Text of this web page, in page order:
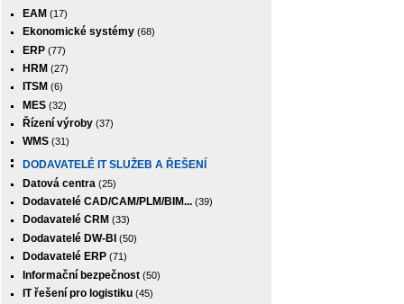
EAM (17)
Ekonomické systémy (68)
ERP (77)
HRM (27)
ITSM (6)
MES (32)
Řízení výroby (37)
WMS (31)
DODAVATELÉ IT SLUŽEB A ŘEŠENÍ
Datová centra (25)
Dodavatelé CAD/CAM/PLM/BIM... (39)
Dodavatelé CRM (33)
Dodavatelé DW-BI (50)
Dodavatelé ERP (71)
Informační bezpečnost (50)
IT řešení pro logistiku (45)